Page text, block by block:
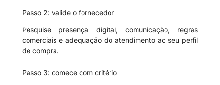
Passo 2: valide o fornecedor
Pesquise presença digital, comunicação, regras
comerciais e adequação do atendimento ao seu perfil
de compra.
Passo 3: comece com critério